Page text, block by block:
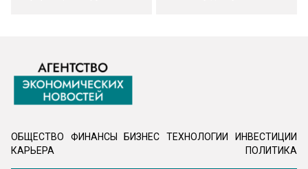
ОБЩЕСТВО ФИНАНСЫ БИЗНЕС ТЕХНОЛОГИИ
ИНВЕСТИЦИИ
КАРЬЕРА
ПОЛИТИКА